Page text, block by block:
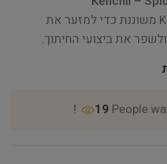
המספריים של Kenchii Spider משוננת כדי למזער את
את ביצועי החיתוך.
19 People